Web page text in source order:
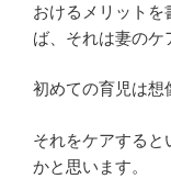
おけるメリット
ば、それは妻のケ
初めての育児は想
それをケアする
かと思います。